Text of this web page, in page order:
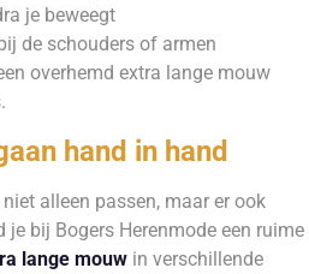
je beweegt
de schouders of armen
overhemd extra lange mouw
hand in hand
alleen passen, maar er ook
bij Bogers Herenmode een ruime
lange mouw in verschillende